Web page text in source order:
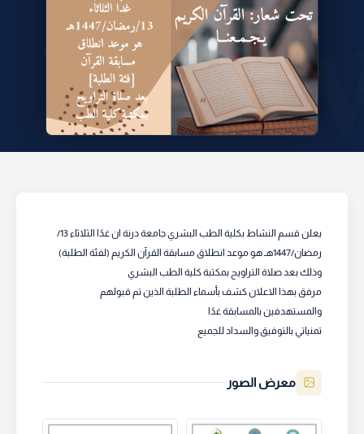
يعلن قسم النشاط بكلية الطب البشري جامعة درنة ان غدًا الثلاثاء 13/
رمضان/1447هـ هو موعد انطلاق مسابقة القرآن الكريم (لفئة الطلبة)
وذلك بعد صلاة التراويح بمكتبة كلية الطب البشري
مرفق بهذا الاعلان كشف بأسماء الطلبة الذين تم قبولهم
والمستهدفين بالمسابقة غدًا
تمنياتي بالتوفيق والسداد للجميع
معرض الصور